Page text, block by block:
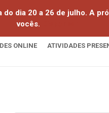
ONLINE ATIVIDADES
dia 20 a 26 de julho. A
vocês.